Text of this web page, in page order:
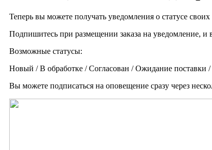
Теперь вы можете получать уведомления о статусе
Подпишитесь при размещении заказа на уведомление, и
Возможные статусы:
Новый / В обработке / Согласован / Ожидание поставки
Вы можете подписаться на оповещение сразу через